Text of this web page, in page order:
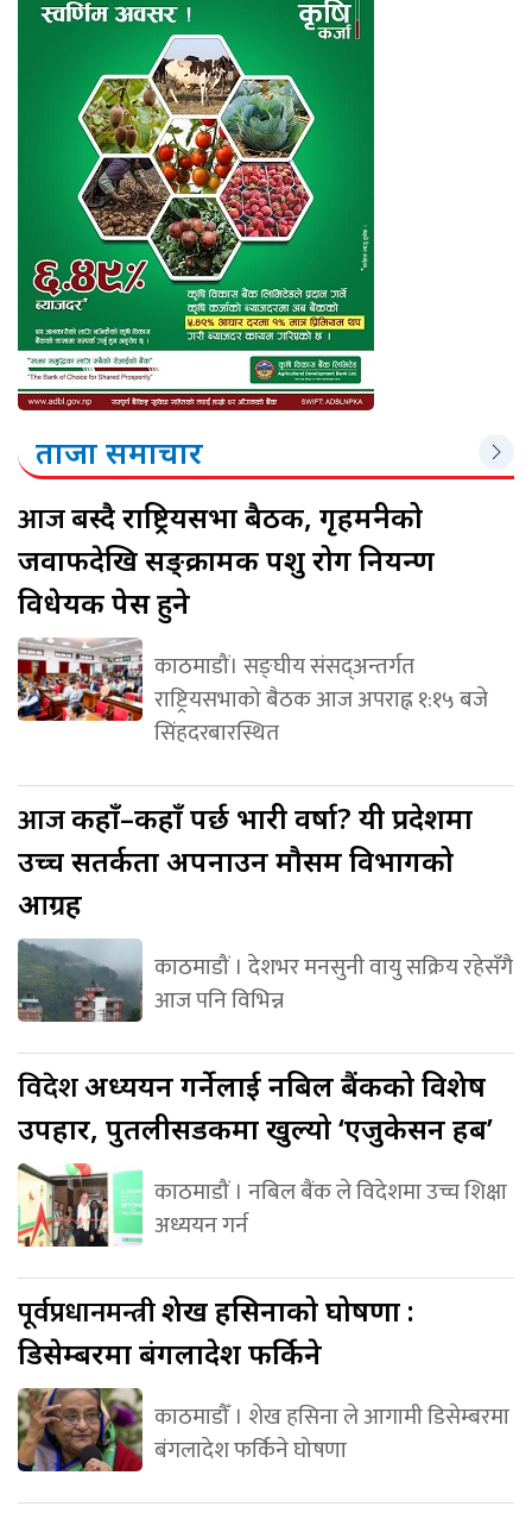
ताजा समाचार
आजबस्दै राष्ट्रियसभा बैठक, गृहमन्त्रीको
जवाफदेखि सङ्क्रामक पशु रोग नियन्त्रण
विधेयक पेस हुने
काठमाडौं। सङ्घीय संसद्अन्तर्गत
राष्ट्रियसभाको बैठक आज अपराह्न १:१५ बजे
सिंहदरबारस्थित
आजकहाँ–कहाँ पर्छ भारी वर्षा? यी प्रदेशमा
उच्च सतर्कता अपनाउन मौसम विभागको
आग्रह
काठमाडौं । देशभर मनसुनी वायु सक्रिय रहेसँगै
आज पनि विभिन्न
विदेशअध्ययन गर्नेलाई नबिल बैंकको विशेष
उपहार, पुतलीसडकमा खुल्यो ‘एजुकेसन हब’
काठमाडौं । नबिल बैंक ले विदेशमा उच्च शिक्षा
अध्ययन गर्न
पूर्वप्रधानमन्त्रीशेख हसिनाको घोषणा :
डिसेम्बरमा बंगलादेश फर्किने
काठमाडौँ । शेख हसिना ले आगामी डिसेम्बरमा
बंगलादेश फर्किने घोषणा